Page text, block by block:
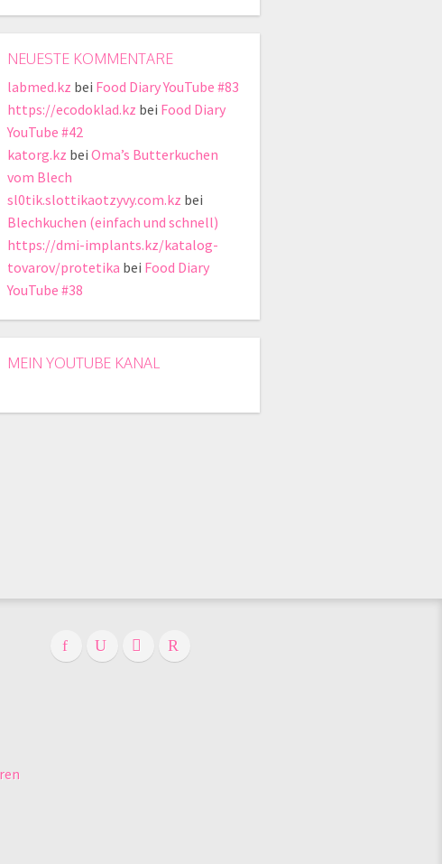
NEUESTE KOMMENTARE
labmed.kz bei Food Diary YouTube #83
https://ecodoklad.kz bei Food Diary
YouTube #42
katorg.kz bei Oma’s Butterkuchen
vom Blech
sl0tik.slottikaotzyvy.com.kz bei
Blechkuchen (einfach und schnell)
https://dmi-implants.kz/katalog-
tovarov/protetika bei Food Diary
YouTube #38
MEIN YOUTUBE KANAL